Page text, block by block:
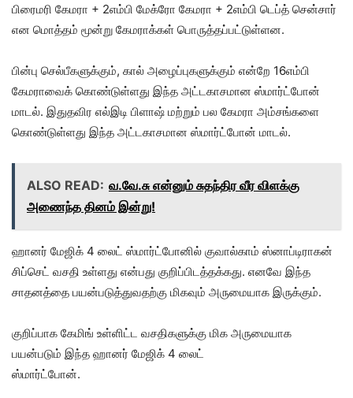
பிரைமரி கேமரா + 2எம்பி மேக்ரோ கேமரா + 2எம்பி டெப்த் சென்சார்
என மொத்தம் மூன்று கேமராக்கள் பொருத்தப்பட்டுள்ளன.
பின்பு செல்பீகளுக்கும், கால் அழைப்புகளுக்கும் என்றே 16எம்பி
கேமராவைக் கொண்டுள்ளது இந்த அட்டகாசமான ஸ்மார்ட்போன்
மாடல். இதுதவிர எல்இடி பிளாஷ் மற்றும் பல கேமரா அம்சங்களை
கொண்டுள்ளது இந்த அட்டகாசமான ஸ்மார்ட்போன் மாடல்.
ALSO READ: வ.வே.சு என்னும் சுதந்திர வீர விளக்கு
அணைந்த தினம் இன்று!
ஹானர் மேஜிக் 4 லைட் ஸ்மார்ட்போனில் குவால்காம் ஸ்னாப்டிராகன்
சிப்செட் வசதி உள்ளது என்பது குறிப்பிடத்தக்கது. எனவே இந்த
சாதனத்தை பயன்படுத்துவதற்கு மிகவும் அருமையாக இருக்கும்.
குறிப்பாக கேமிங் உள்ளிட்ட வசதிகளுக்கு மிக அருமையாக
பயன்படும் இந்த ஹானர் மேஜிக் 4 லைட்
ஸ்மார்ட்போன்.